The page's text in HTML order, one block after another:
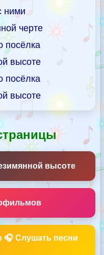
ними
черте
посёлка
высоте
посёлка
высоте
высоте
🎧 Слушать песни